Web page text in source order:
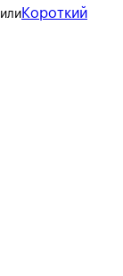
или Короткий